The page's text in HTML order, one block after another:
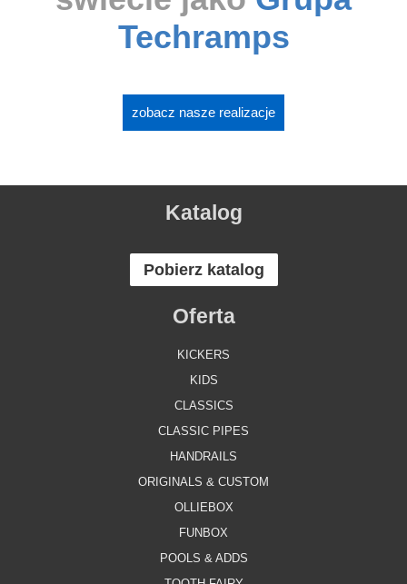
Techramps
zobacz nasze realizacje
Katalog
Pobierz katalog
Oferta
KICKERS
KIDS
CLASSICS
CLASSIC PIPES
HANDRAILS
ORIGINALS & CUSTOM
OLLIEBOX
FUNBOX
POOLS & ADDS